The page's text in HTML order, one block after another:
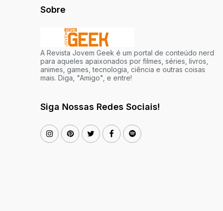
Sobre
A Revista Jovem Geek é um portal de conteúdo nerd
para aqueles apaixonados por filmes, séries, livros,
animes, games, tecnologia, ciência e outras coisas
mais. Diga, "Amigo", e entre!
Siga Nossas Redes Sociais!